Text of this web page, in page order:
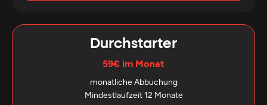
Durchstarter
59€ im Monat
monatliche Abbuchung
Mindestlaufzeit 12 Monate